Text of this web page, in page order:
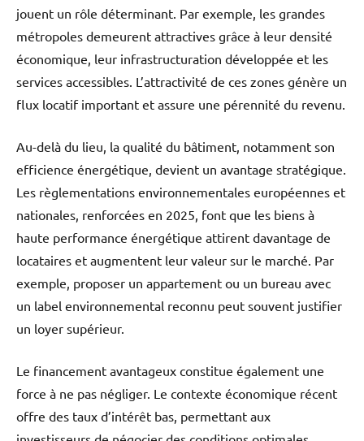
jouent un rôle déterminant. Par exemple, les grandes
métropoles demeurent attractives grâce à leur densité
économique, leur infrastructuration développée et les
services accessibles. L’attractivité de ces zones génère un
flux locatif important et assure une pérennité du revenu.
Au-delà du lieu, la qualité du bâtiment, notamment son
efficience énergétique, devient un avantage stratégique.
Les règlementations environnementales européennes et
nationales, renforcées en 2025, font que les biens à
haute performance énergétique attirent davantage de
locataires et augmentent leur valeur sur le marché. Par
exemple, proposer un appartement ou un bureau avec
un label environnemental reconnu peut souvent justifier
un loyer supérieur.
Le financement avantageux constitue également une
force à ne pas négliger. Le contexte économique récent
offre des taux d’intérêt bas, permettant aux